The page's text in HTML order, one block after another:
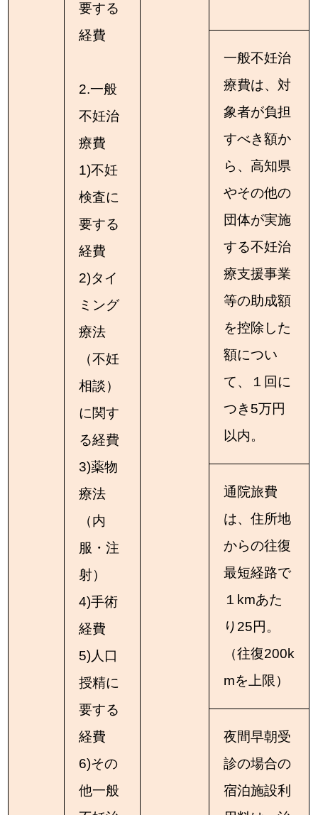
要する
経費
2.一般
不妊治
療費
1)不妊
検査に
要する
経費
2)タイ
ミング
療法
（不妊
相談）
に関す
る経費
3)薬物
療法
（内
服・注
射）
4)手術
経費
5)人口
授精に
要する
経費
6)その
他一般
一般不妊治
療費は、対
象者が負担
すべき額か
ら、高知県
やその他の
団体が実施
する不妊治
療支援事業
等の助成額
を控除した
額につい
て、１回に
つき5万円
以内。
通院旅費
は、住所地
からの往復
最短経路で
１kmあた
り25円。
（往復200k
mを上限）
夜間早朝受
診の場合の
宿泊施設利